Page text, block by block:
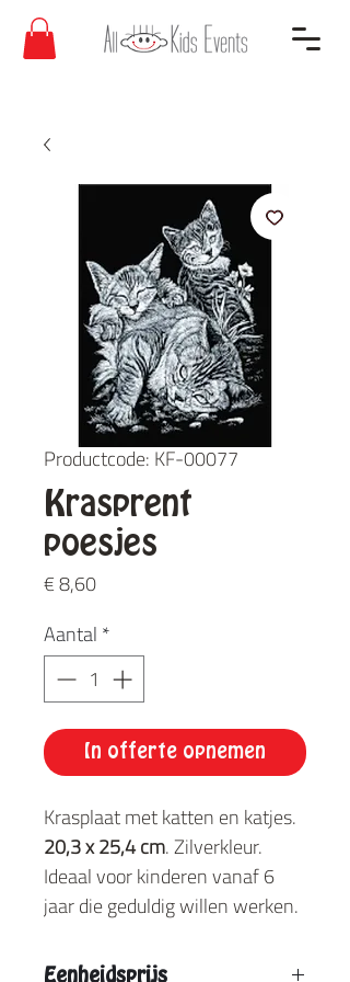
Productcode: KF-00077
Krasprent
poesjes
€ 8,60Prijs
Aantal*
In offerte opnemen
Krasplaat met katten en katjes.
20,3 x 25,4 cm. Zilverkleur.
Ideaal voor kinderen vanaf 6
jaar die geduldig willen werken.
Eenheidsprijs